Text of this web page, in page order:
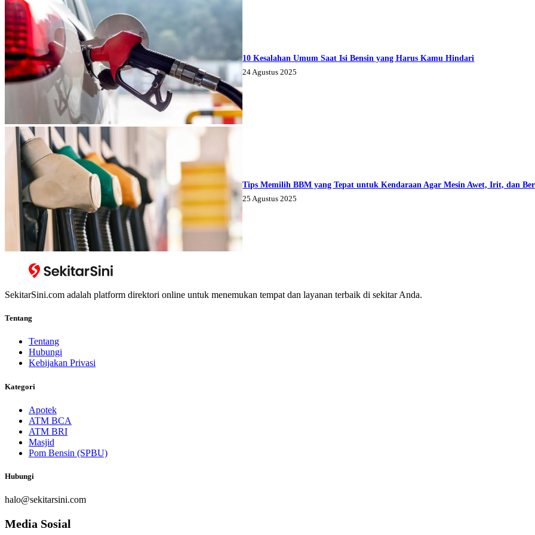
10 Kesalahan Umum Saat Isi Bensin yang Harus Kamu Hindari
24 Agustus 2025
Tips Memilih BBM yang Tepat untuk Kendaraan Agar Mesin Awet, Irit, dan
25 Agustus 2025
SekitarSini.com adalah platform direktori online untuk menemukan tempat dan layanan terbaik di sekitar Anda.
Tentang
Tentang
Hubungi
Kebijakan Privasi
Kategori
Apotek
ATM BCA
ATM BRI
Masjid
Pom Bensin (SPBU)
Hubungi
halo@sekitarsini.com
Media Sosial